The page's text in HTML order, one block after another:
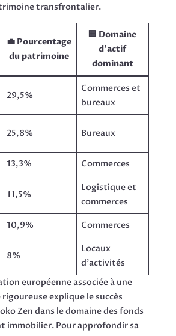
transfrontalier.
💼 Pourcentage
du patrimoine
🏢 Domaine
d’actif
dominant
29,5%
Commerces et
bureaux
25,8% Bureaux
13,3% Commerces
11,5%
Logistique et
commerces
10,9% Commerces
8%
Locaux
d’activités
européenne associée à une
explique le succès
Zen dans le domaine des fonds
immobilier. Pour approfondir sa